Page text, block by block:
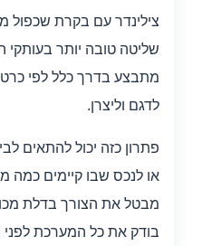
צילינדר עם בקרת שכפול
שליטה טובה יותר
מתבצע בדרך כלל לפי
לדגם וליצרן.
פתרון כזה יכול להתאים
או לנכס שבו קיימים כמה
מבטל את הצורך בדלת
בודק את כל המערכת